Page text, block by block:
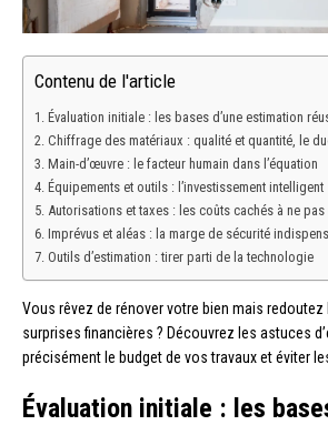
Contenu de l'article
Évaluation initiale : les bases d’une estimation
Chiffrage des matériaux : qualité et quantité, le
Main-d’œuvre : le facteur humain dans l’équation
Équipements et outils : l’investissement intelligent
Autorisations et taxes : les coûts cachés à ne
Imprévus et aléas : la marge de sécurité
Outils d’estimation : tirer parti de la technologie
Vous rêvez de rénover votre bien mais
surprises financières ? Découvrez les astuces
précisément le budget de vos travaux et éviter
Évaluation initiale : les